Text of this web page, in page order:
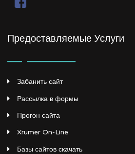
Предоставляемые Услуги
Забанить сайт
Рассылка в формы
Прогон сайта
Xrumer On-Line
Базы сайтов скачать